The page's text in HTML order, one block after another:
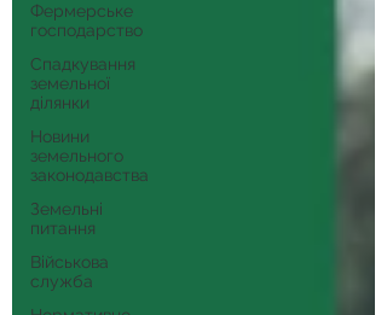
Фермерське
господарство
Спадкування
земельної
ділянки
Новини
земельного
законодавства
Земельні
питання
Військова
служба